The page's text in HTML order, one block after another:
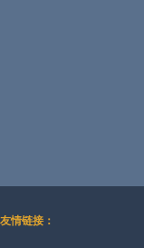
友情链接：